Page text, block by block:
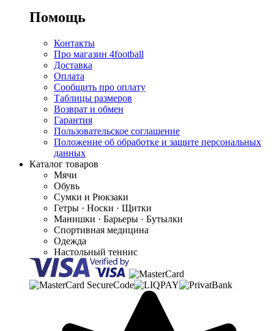
Помощь
Контакты
Про магазин 4football
Доставка
Оплата
Сообщить про оплату
Таблицы размеров
Возврат и обмен
Гарантия
Пользовательское соглашение
Положение об обработке и защите персональных
данных
Каталог товаров
Мячи
Обувь
Сумки и Рюкзаки
Гетры · Носки · Щитки
Манишки · Барьеры · Бутылки
Спортивная медицина
Одежда
Настольный теннис